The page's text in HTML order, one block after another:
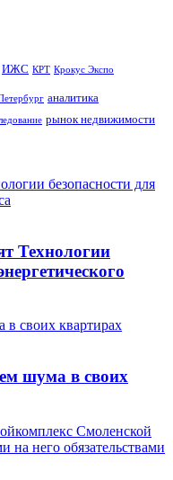
ИЖС КРТ Крокус Экспо
аналитика
рынок недвижимости
безопасности для
Технологии
своих квартирах
шума в своих
Смоленской
на него обязательствами